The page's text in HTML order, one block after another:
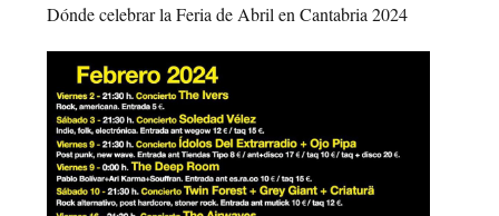
Dónde celebrar la Feria de Abril en Cantabria 2024